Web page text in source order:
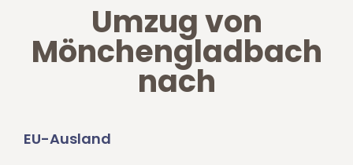
Umzug von
Mönchengladbach
nach
EU-Ausland